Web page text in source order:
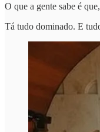
O que a gente sabe é
Tá tudo dominado. E